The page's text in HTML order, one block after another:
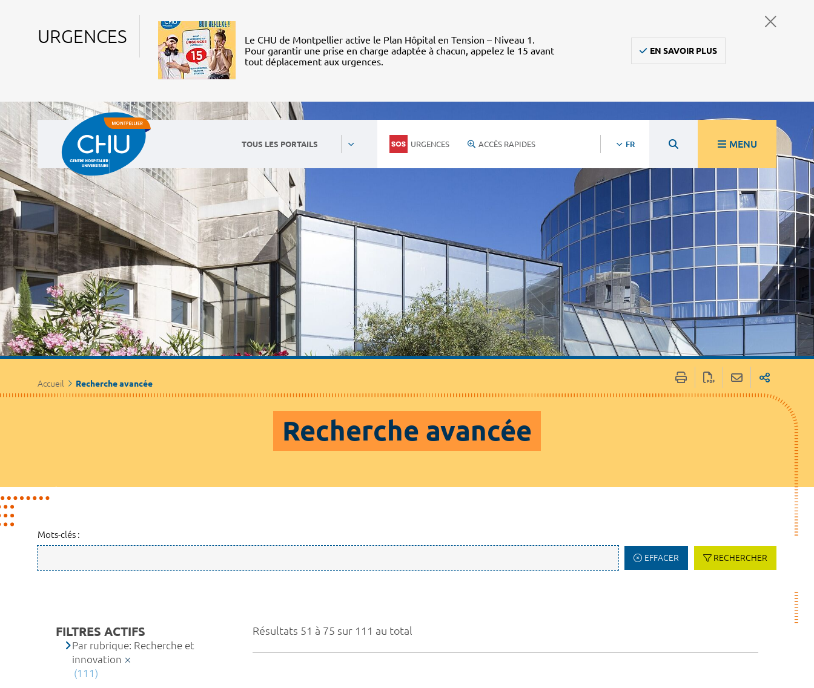
URGENCES
Le CHU de Montpellier active le Plan Hôpital en Tension – Niveau 1.
Pour garantir une prise en charge adaptée à chacun, appelez le 15 avant
tout déplacement aux urgences.
EN SAVOIR PLUS
TOUS LES PORTAILS URGENCES ACCÈS RAPIDES FR MENU
Accueil Recherche avancée
Recherche avancée
Mots-clés :
EFFACER RECHERCHER
Résultats 51 à 75 sur 111 au total
FILTRES ACTIFS
Par rubrique: Recherche et
innovation
(111)